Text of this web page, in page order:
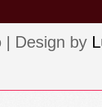
| Design by